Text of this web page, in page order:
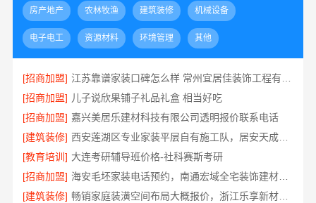
房产地产 农林牧渔 建筑装修 机械设备
电子电工 资源材料 环境管理 其他
[招商加盟]
[招商加盟] 儿子说欣果铺子礼品礼盒 相当好吃
[招商加盟] 嘉兴美居乐建材科技有限公司透明报价联系电话
[建筑装修]
西安莲湖区专业家装平层自有施工队，居安天成建筑工程有限责任公司
[教育培训] 大连考研辅导班价格-社科赛斯考研
[招商加盟]
海安毛坯家装电话预约，南通宏域全宅装饰建材免费设计
[建筑装修]
畅销家庭装潢空间布局大概报价，浙江乐享新材料有限公司透明报价